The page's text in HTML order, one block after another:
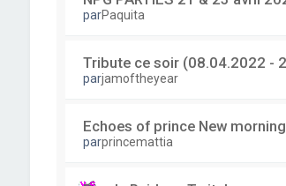
parPaquita
Tribute ce soir (08.04.2022 -
parjamoftheyear
Echoes of prince New
parprincemattia